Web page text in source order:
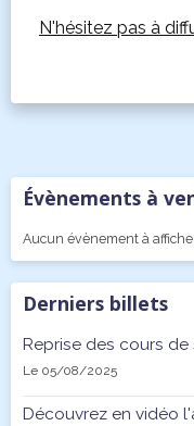
N'hésitez pas à
Évènements à
Aucun évènement à
Derniers billets
Reprise des cours
Le 05/08/2025
Découvrez en vidéo